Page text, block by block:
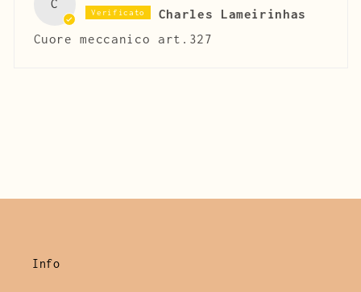
C
Charles Lameirinhas
Cuore meccanico art.327
Info